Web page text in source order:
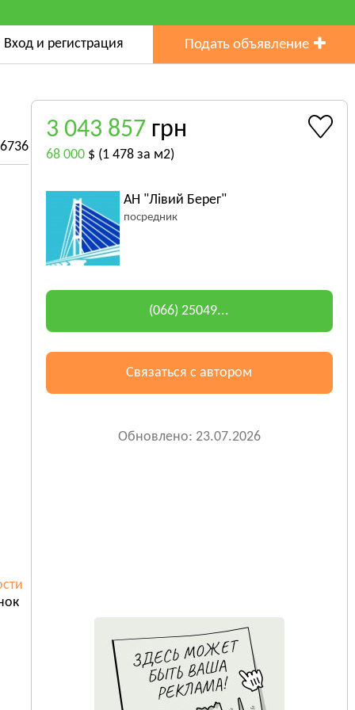
Вход и регистрация Подать объявление
3 043 857 грн
68 000 $ (1 478 за м2)
АН "Лівий Берег"
посредник
(066) 25049...
Связаться с автором
Обновлено: 23.07.2026